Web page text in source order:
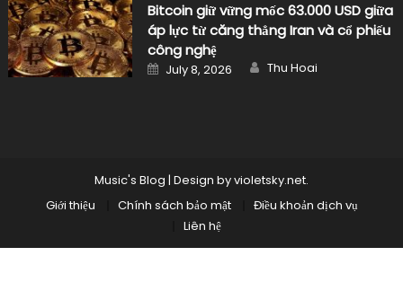
Bitcoin giữ vững mốc 63.000 USD giữa
áp lực từ căng thẳng Iran và cổ phiếu
công nghệ
Posted
on
July 8, 2026 Author
Thu Hoai
Music's Blog | Design byvioletsky.net.
Giới thiệu
Chính sách bảo mật
Điều khoản dịch vụ
Liên hệ